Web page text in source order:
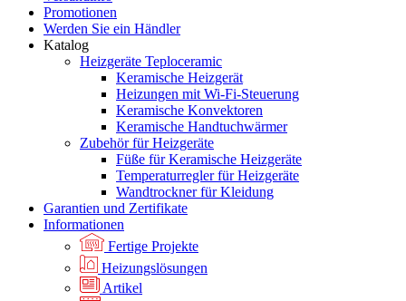
Promotionen
Werden Sie ein Händler
Katalog
Heizgeräte Teploceramic
Keramische Heizgerät
Heizungen mit Wi-Fi-Steuerung
Keramische Konvektoren
Keramische Handtuchwärmer
Zubehör für Heizgeräte
Füße für Keramische Heizgeräte
Temperaturregler für Heizgeräte
Wandtrockner für Kleidung
Garantien und Zertifikate
Informationen
Fertige Projekte
Heizungslösungen
Artikel